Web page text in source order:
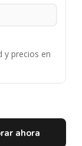
y precios en
ahora